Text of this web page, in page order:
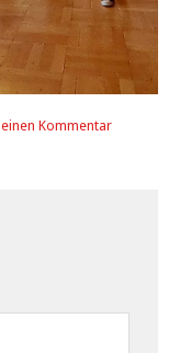
einen Kommentar